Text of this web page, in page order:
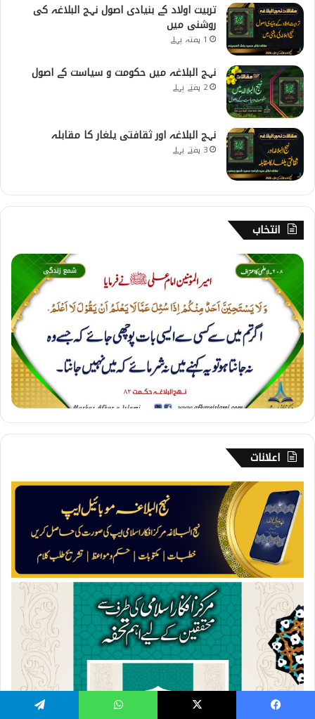
تربیت اولاد کے بنیادی اصول نہج البلاغہ کی
روشنی میں
1 ہفتہ پہلے
نہج البلاغہ میں حکومت و سیاست کے اصول
2 ہفتے پہلے
نہج البلاغہ اور ثقافتی یلغار کا مقابلہ
3 ہفتے پہلے
انتخاب
2
۔
ل
ا
ع
ل
م
ی
ک
ا
ا
ع
ت
ر
ا
ف
اعلانات